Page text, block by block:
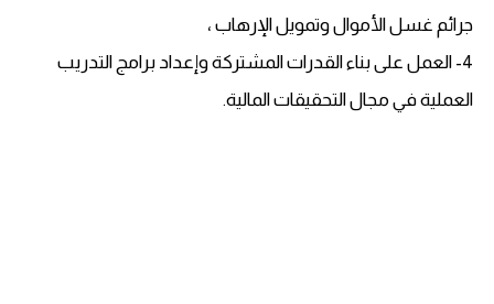
جرائم غسل الأموال وتمويل الإرهاب ،
4- العمل على بناء القدرات المشتركة وإعداد برامج التدريب
العملية في مجال التحقيقات المالية.